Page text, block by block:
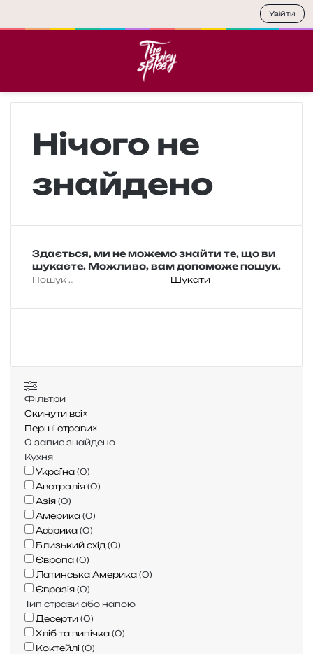
Нічого не
знайдено
Здається, ми не можемо знайти те, що ви
шукаєте. Можливо, вам допоможе пошук.
П
ш
Фільтри
Скинути всі×
Перші страви×
0 запис знайдено
Кухня
Україна (0)
Австралія (0)
Азія (0)
Америка (0)
Африка (0)
Близький схід (0)
Європа (0)
Латинська Америка (0)
Євразія (0)
Тип страви або напою
Десерти (0)
Хліб та випічка (0)
Коктейлі (0)
Увійти